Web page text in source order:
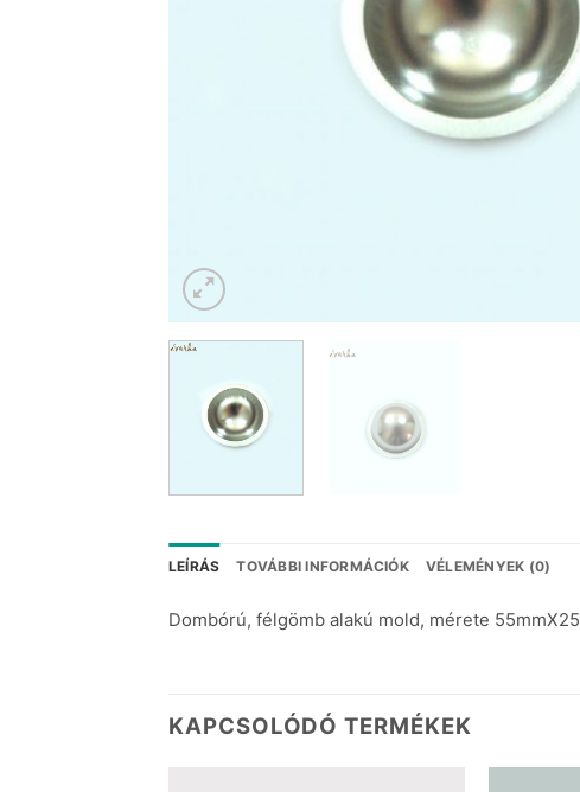
LEÍRÁS TOVÁBBI INFORMÁCIÓK VÉLEMÉNYEK (0)
Dombórú, félgömb alakú mold, mérete
KAPCSOLÓDÓ TERMÉKEK